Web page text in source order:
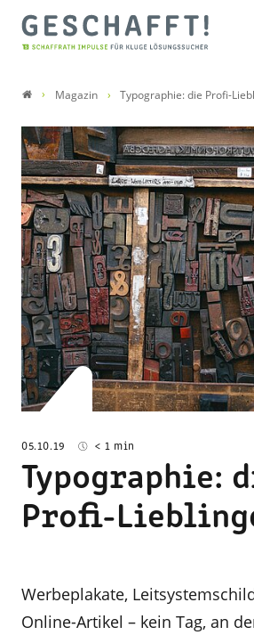
Magazin Typographie: die Profi-
05.10.19 < 1 min
Typographie:
Profi-
Werbeplakate,
Online-Artikel – kein Tag, an